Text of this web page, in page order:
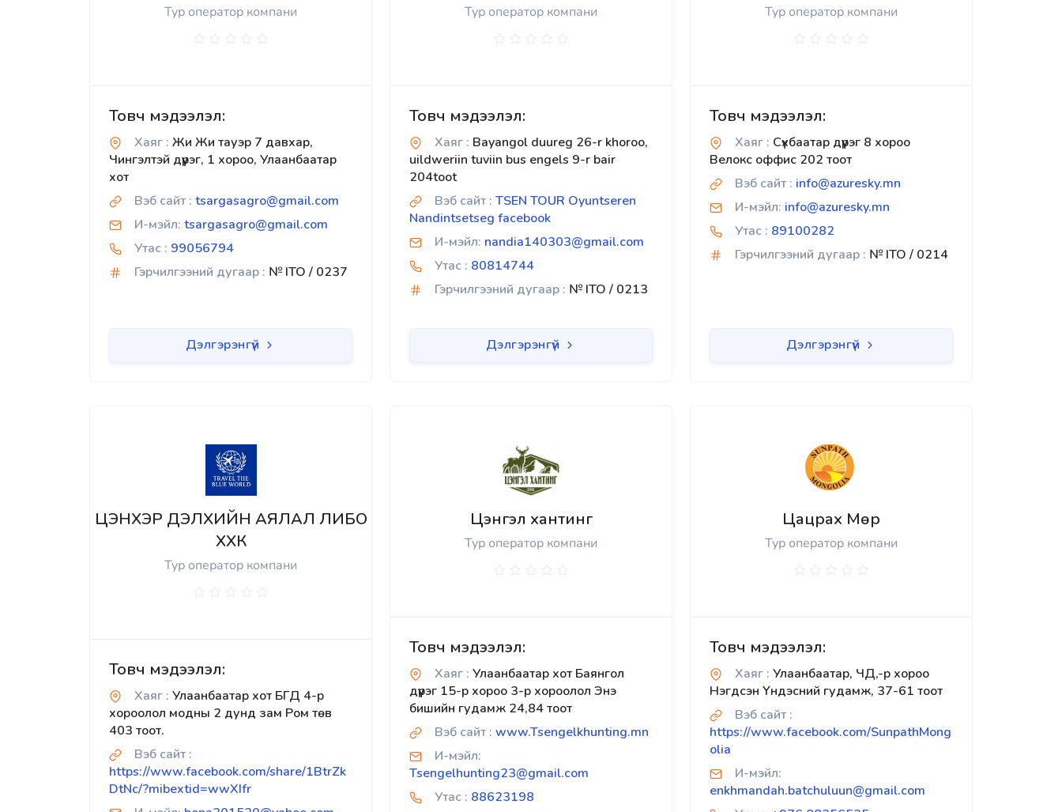
Тур оператор компани
Товч мэдээлэл:
Хаяг : Жи Жи тауэр 7 давхар,
Чингэлтэй дүүрэг, 1 хороо, Улаанбаатар
хот
Вэб сайт : tsargasagro@gmail.com
И-мэйл: tsargasagro@gmail.com
Утас : 99056794
Гэрчилгээний дугаар : № ITO / 0237
Дэлгэрэнгүй
Тур оператор компани
Товч мэдээлэл:
Хаяг : Bayangol duureg 26-r khoroo,
uildweriin tuviin bus engels 9-r bair
204toot
Вэб сайт : TSEN TOUR Oyuntseren
Nandintsetseg facebook
И-мэйл: nandia140303@gmail.com
Утас : 80814744
Гэрчилгээний дугаар : № ITO / 0213
Дэлгэрэнгүй
Тур оператор компани
Товч мэдээлэл:
Хаяг : Сүхбаатар дүүрэг 8 хороо
Велокс оффис 202 тоот
Вэб сайт : info@azuresky.mn
И-мэйл: info@azuresky.mn
Утас : 89100282
Гэрчилгээний дугаар : № ITO / 0214
Дэлгэрэнгүй
ЦЭНХЭР ДЭЛХИЙН АЯЛАЛ ЛИБО
ХХК
Тур оператор компани
Товч мэдээлэл:
Хаяг : Улаанбаатар хот БГД 4-р
хороолол модны 2 дунд зам Ром төв
403 тоот.
Вэб сайт :
https://www.facebook.com/share/1BtrZk
DtNc/?mibextid=wwXIfr
Цэнгэл хантинг
Тур оператор компани
Товч мэдээлэл:
Хаяг : Улаанбаатар хот Баянгол
дүүрэг 15-р хороо 3-р хороолол Энэ
бишийн гудамж 24,84 тоот
Вэб сайт : www.Tsengelkhunting.mn
И-мэйл:
Tsengelhunting23@gmail.com
Утас : 88623198
Цацрах Мөр
Тур оператор компани
Товч мэдээлэл:
Хаяг : Улаанбаатар, ЧД,-р хороо
Нэгдсэн Үндэсний гудамж, 37-61 тоот
Вэб сайт :
https://www.facebook.com/SunpathMong
olia
И-мэйл:
enkhmandah.batchuluun@gmail.com